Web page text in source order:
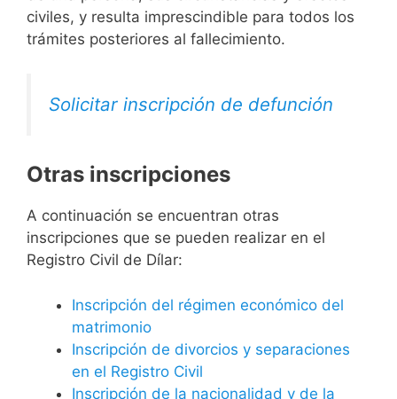
civiles, y resulta imprescindible para todos los
trámites posteriores al fallecimiento.
Solicitar inscripción de defunción
Otras inscripciones
A continuación se encuentran otras
inscripciones que se pueden realizar en el
Registro Civil de Dílar:
Inscripción del régimen económico del
matrimonio
Inscripción de divorcios y separaciones
en el Registro Civil
Inscripción de la nacionalidad y de la